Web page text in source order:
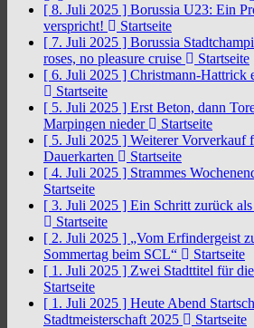
[ 8. Juli 2025 ] Borussia U23: Ein
verspricht!
Startseite
[ 7. Juli 2025 ] Borussia
roses, no pleasure cruise
Startseite
[ 6. Juli 2025 ] Christmann-Hattrick
Startseite
[ 5. Juli 2025 ] Erst Beton, dann
Marpingen nieder
Startseite
[ 5. Juli 2025 ] Weiterer Vorverkauf
Dauerkarten
Startseite
[ 4. Juli 2025 ] Strammes
Startseite
[ 3. Juli 2025 ] Ein Schritt zurück
Startseite
[ 2. Juli 2025 ] „Vom Erfindergeist
Sommertag beim SCL“
Startseite
[ 1. Juli 2025 ] Zwei Stadttitel für
Startseite
[ 1. Juli 2025 ] Heute Abend
Stadtmeisterschaft 2025
Startseite